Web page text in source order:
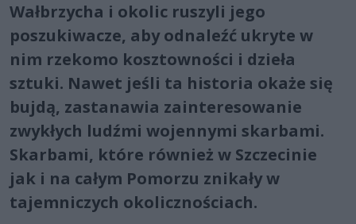
Wałbrzycha i okolic ruszyli jego
poszukiwacze, aby odnaleźć ukryte w
nim rzekomo kosztowności i dzieła
sztuki. Nawet jeśli ta historia okaże się
bujdą, zastanawia zainteresowanie
zwykłych ludźmi wojennymi skarbami.
Skarbami, które również w Szczecinie
jak i na całym Pomorzu znikały w
tajemniczych okolicznościach.